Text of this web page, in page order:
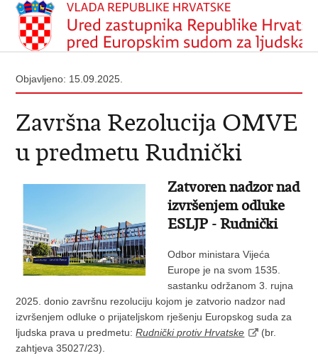
Objavljeno: 15.09.2025.
Završna Rezolucija OMVE
u predmetu Rudnički
Zatvoren nadzor nad
izvršenjem odluke
ESLJP - Rudnički
Odbor ministara Vijeća
Europe je na svom 1535.
sastanku održanom 3. rujna
2025. donio završnu rezoluciju kojom je zatvorio nadzor nad
izvršenjem odluke o prijateljskom rješenju Europskog suda za
ljudska prava u predmetu:Rudnički protiv Hrvatske
(br.
zahtjeva 35027/23).